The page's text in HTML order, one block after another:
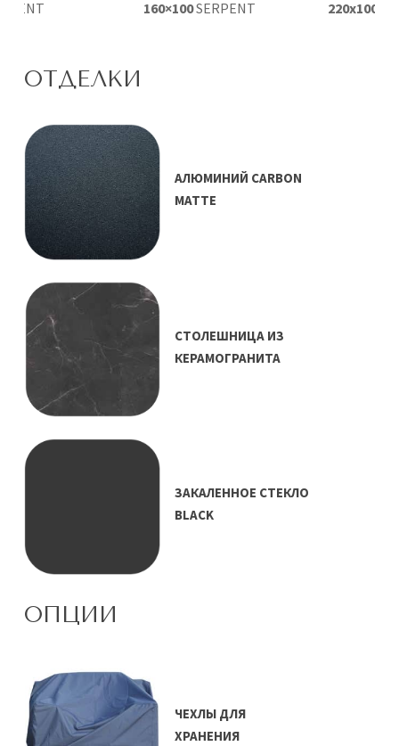
160×100SERPENT 220х100
ОТДЕЛКИ
АЛЮМИНИЙ CARBON
MATTE
СТОЛЕШНИЦА ИЗ
КЕРАМОГРАНИТА
ЗАКАЛЕННОЕ СТЕКЛО
BLACK
ОПЦИИ
ЧЕХЛЫ ДЛЯ
ХРАНЕНИЯ